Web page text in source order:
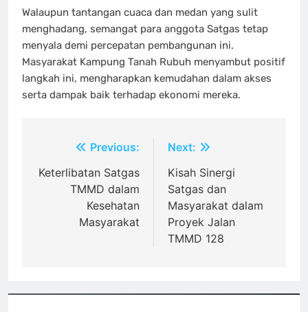
Walaupun tantangan cuaca dan medan yang sulit
menghadang, semangat para anggota Satgas tetap
menyala demi percepatan pembangunan ini.
Masyarakat Kampung Tanah Rubuh menyambut positif
langkah ini, mengharapkan kemudahan dalam akses
serta dampak baik terhadap ekonomi mereka.
Navigasi
pos
Previous:
Keterlibatan Satgas
TMMD dalam
Kesehatan
Masyarakat
Next:
Kisah Sinergi
Satgas dan
Masyarakat dalam
Proyek Jalan
TMMD 128